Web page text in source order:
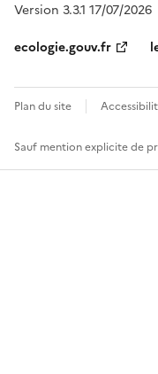
Version 3.3.1 17/07/2026
ecologie.gouv.fr
Plan du site
Sauf mention explicite de